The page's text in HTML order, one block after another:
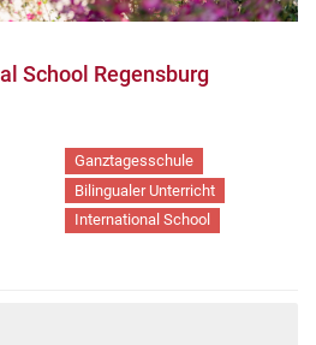
School Regensburg
Ganztagesschule
Bilingualer Unterricht
International School